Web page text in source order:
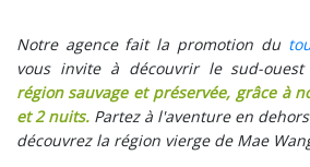
Notre agence fait la promotion du
vous invite à découvrir le sud-
région sauvage et préservée, grâce à
et 2 nuits.Partez à l'aventure en
découvrez la région vierge de Mae